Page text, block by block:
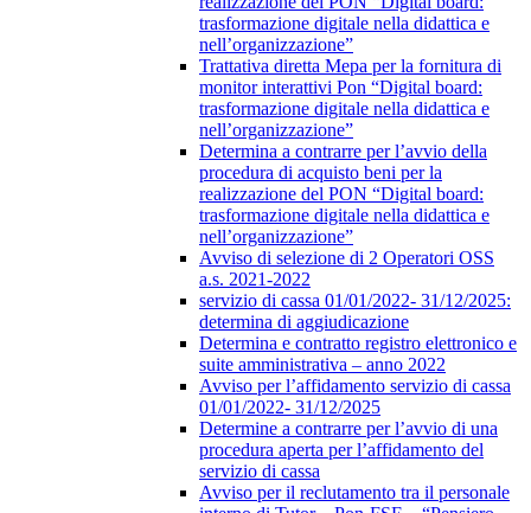
trasformazione digitale nella didattica e
nell’organizzazione”
Trattativa diretta Mepa per la fornitura di
monitor interattivi Pon “Digital board:
trasformazione digitale nella didattica e
nell’organizzazione”
Determina a contrarre per l’avvio della
procedura di acquisto beni per la
realizzazione del PON “Digital board:
trasformazione digitale nella didattica e
nell’organizzazione”
Avviso di selezione di 2 Operatori OSS
a.s. 2021-2022
servizio di cassa 01/01/2022- 31/12/2025:
determina di aggiudicazione
Determina e contratto registro elettronico e
suite amministrativa – anno 2022
Avviso per l’affidamento servizio di cassa
01/01/2022- 31/12/2025
Determine a contrarre per l’avvio di una
procedura aperta per l’affidamento del
servizio di cassa
Avviso per il reclutamento tra il personale